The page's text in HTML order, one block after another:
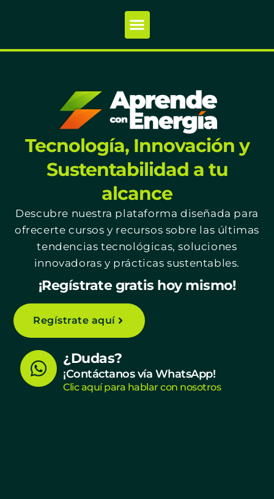
Tecnología, Innovación y
Sustentabilidad a tu
alcance
Descubre nuestra plataforma diseñada para
ofrecerte cursos y recursos sobre las últimas
tendencias tecnológicas, soluciones
innovadoras y prácticas sustentables.
¡Regístrate gratis hoy mismo!
Regístrate aquí
W
h
¿Dudas?
¡Contáctanos vía WhatsApp!
Clic aquí para hablar con nosotros